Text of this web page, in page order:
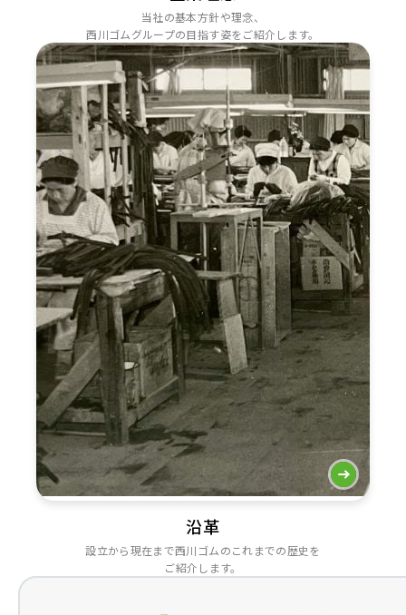
当社の基本方針や理念、
西川ゴムグループの目指す姿をご紹介します。
沿革
設立から現在まで西川ゴムのこれまでの歴史を
ご紹介します。